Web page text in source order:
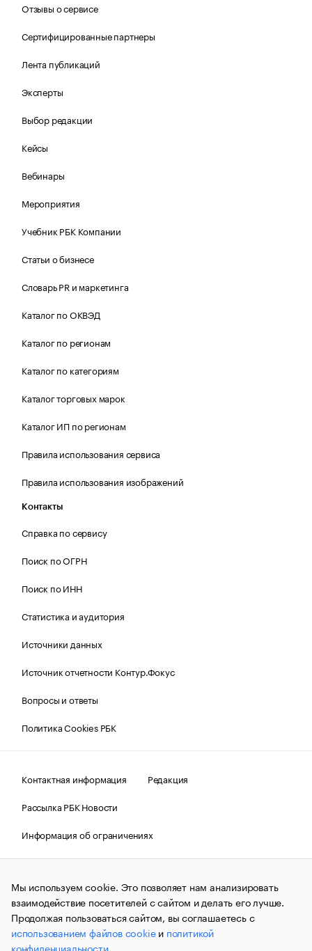
Отзывы о сервисе
Сертифицированные партнеры
Лента публикаций
Эксперты
Выбор редакции
Кейсы
Вебинары
Мероприятия
Учебник РБК Компании
Статьи о бизнесе
Словарь PR и маркетинга
Каталог по ОКВЭД
Каталог по регионам
Каталог по категориям
Каталог торговых марок
Каталог ИП по регионам
Правила использования сервиса
Правила использования изображений
Контакты
Справка по сервису
Поиск по ОГРН
Поиск по ИНН
Статистика и аудитория
Источники данных
Источник отчетности Контур.Фокус
Вопросы и ответы
Политика Cookies РБК
Контактная информация
Редакция
Рассылка РБК Новости
Информация об ограничениях
Правовая информация
О соблюдении авторских прав
© АО «РОСБИЗНЕСКОНСАЛТИНГ»,1995–2026.Сообщения
и материалы информационного агентства «РБК»
(зарегистрировано Федеральной службой по надзору в сфере
связи, информационных технологий и массовых
коммуникаций (Роскомнадзор) 09.12.2015 за номером ИА
№ФС77-63848) сопровождаются пометкой «РБК». Отдельные
Мы используем cookie. Это позволяет нам анализировать
взаимодействие посетителей с сайтом и делать его лучше.
Продолжая пользоваться сайтом, вы соглашаетесь с
использованием файлов cookieи политикой
конфиденциальности.